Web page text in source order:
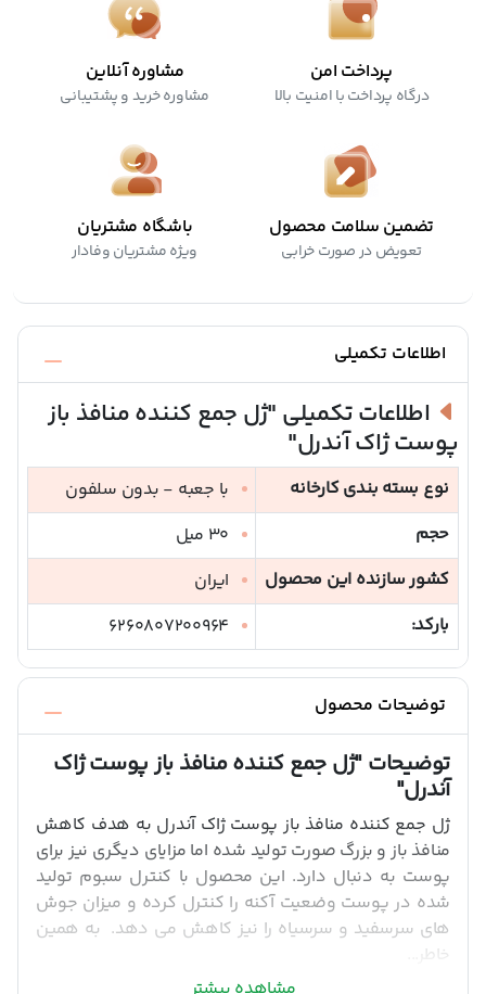
پرداخت امن
درگاه پرداخت با امنیت بالا
مشاوره آنلاین
مشاوره خرید و پشتیبانی
تضمین سلامت محصول
تعویض در صورت خرابی
باشگاه مشتریان
ویژه مشتریان وفادار
اطلاعات تکمیلی
اطلاعات تکمیلی "ژل جمع کننده منافذ باز
پوست ژاک آندرل"
نوع بسته بندی کارخانه
با جعبه - بدون سلفون
حجم
30 میل
کشور سازنده این محصول
ایران
بارکد:
6260807200964
توضیحات محصول
توضیحات"ژل جمع کننده منافذ باز پوست ژاک
آندرل"
ژل جمع کننده منافذ باز پوست ژاک آندرل به هدف کاهش
منافذ باز و بزرگ صورت تولید شده اما مزایای دیگری نیز برای
پوست به دنبال دارد. این محصول با کنترل سبوم تولید
شده در پوست وضعیت آکنه را کنترل کرده و میزان جوش
های سرسفید و سرسیاه را نیز کاهش می دهد. به همین
خاطر...